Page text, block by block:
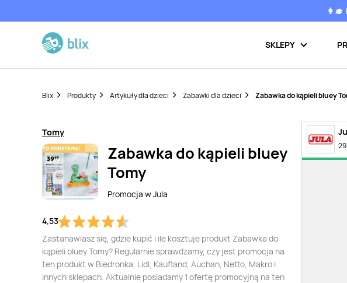
SKLEPY
Blix Produkty Artykuły dla dzieci Zabawki dla dzieci Zabawka do kąpieli bluey
Tomy
Zabawka do kąpieli bluey
Tomy
Promocja wJula
4,53
Zastanawiasz się, gdzie kupić i ile kosztuje produkt Zabawka do
kąpieli bluey Tomy? Regularnie sprawdzamy, czy jest promocja na
ten produkt w Biedronka, Lidl, Kaufland, Auchan, Netto, Makro i
innych sklepach. Aktualnie posiadamy 1 ofertę promocyjną na ten